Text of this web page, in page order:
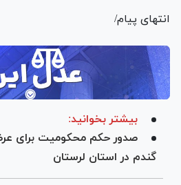
انتهای پیام/
بیشتر بخوانید:
صدور حکم محکومیت برای
گندم در استان لرستان